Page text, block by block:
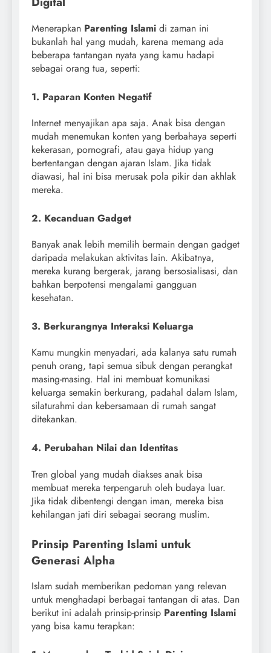
Menerapkan Parenting Islami di zaman ini
bukanlah hal yang mudah, karena memang ada
beberapa tantangan nyata yang kamu hadapi
sebagai orang tua, seperti:
1. Paparan Konten Negatif
Internet menyajikan apa saja. Anak bisa dengan
mudah menemukan konten yang berbahaya seperti
kekerasan, pornografi, atau gaya hidup yang
bertentangan dengan ajaran Islam. Jika tidak
diawasi, hal ini bisa merusak pola pikir dan akhlak
mereka.
2. Kecanduan Gadget
Banyak anak lebih memilih bermain dengan gadget
daripada melakukan aktivitas lain. Akibatnya,
mereka kurang bergerak, jarang bersosialisasi, dan
bahkan berpotensi mengalami gangguan
kesehatan.
3. Berkurangnya Interaksi Keluarga
Kamu mungkin menyadari, ada kalanya satu rumah
penuh orang, tapi semua sibuk dengan perangkat
masing-masing. Hal ini membuat komunikasi
keluarga semakin berkurang, padahal dalam Islam,
silaturahmi dan kebersamaan di rumah sangat
ditekankan.
4. Perubahan Nilai dan Identitas
Tren global yang mudah diakses anak bisa
membuat mereka terpengaruh oleh budaya luar.
Jika tidak dibentengi dengan iman, mereka bisa
kehilangan jati diri sebagai seorang muslim.
Prinsip Parenting Islami untuk
Generasi Alpha
Islam sudah memberikan pedoman yang relevan
untuk menghadapi berbagai tantangan di atas. Dan
berikut ini adalah prinsip-prinsip Parenting Islami
yang bisa kamu terapkan: